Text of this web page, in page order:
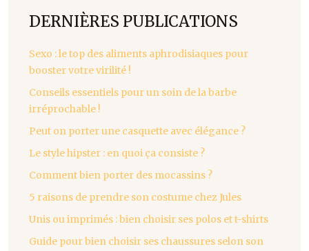
DERNIÈRES PUBLICATIONS
Sexo : le top des aliments aphrodisiaques pour
booster votre virilité !
Conseils essentiels pour un soin de la barbe
irréprochable !
Peut on porter une casquette avec élégance ?
Le style hipster : en quoi ça consiste ?
Comment bien porter des mocassins ?
5 raisons de prendre son costume chez Jules
Unis ou imprimés : bien choisir ses polos et t-shirts
Guide pour bien choisir ses chaussures selon son